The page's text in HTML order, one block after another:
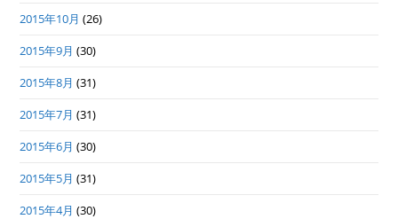
2015年10月 (26)
2015年9月 (30)
2015年8月 (31)
2015年7月 (31)
2015年6月 (30)
2015年5月 (31)
2015年4月 (30)